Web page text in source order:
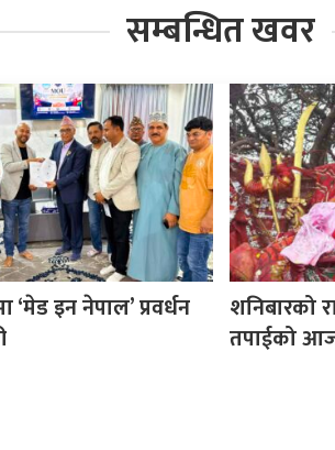
सम्बन्धित खवर
इन नेपाल’ प्रवर्धन
शनिबारको
तपाईको